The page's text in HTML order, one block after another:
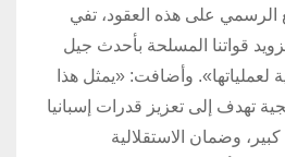
الرسمي على هذه العقود، تفي
قواتنا المسلحة بأحدث جيل
وأضافت: «يمثل هذا
تهدف إلى تعزيز قدرات إسبانيا
وضمان الاستقلالية